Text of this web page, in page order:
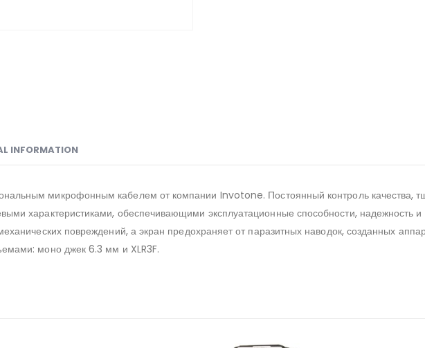
INFORMATION
микрофонным кабелем от компании Invotone. Постоянный контроль качества,
характеристиками, обеспечивающими эксплуатационные способности, надежность
повреждений, а экран предохраняет от паразитных наводок, созданных
моно джек 6.3 мм и XLR3F.